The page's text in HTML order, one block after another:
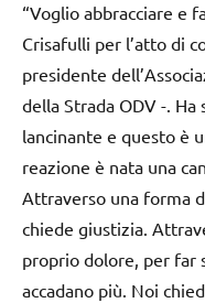
“Voglio abbracciare e
Crisafulli per l’atto di
presidente
della Strada ODV -.
lancinante e questo è
reazione è nata una
Attraverso una forma
chiede giustizia.
proprio dolore, per far
accadano più. Noi